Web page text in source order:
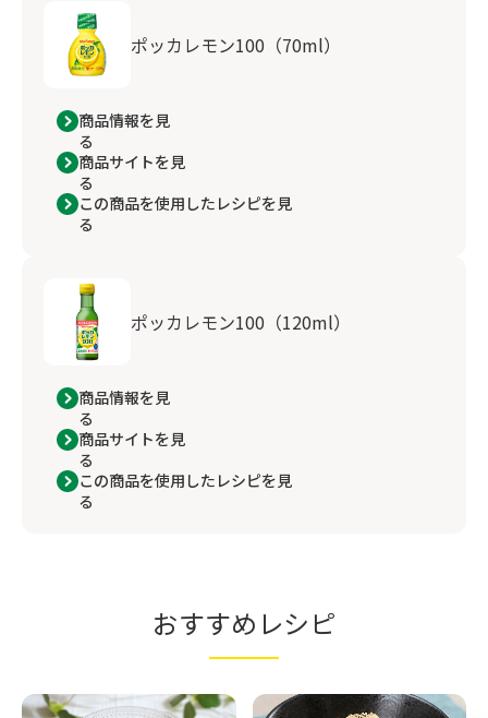
ポッカレモン100（70ml）
商品情報を見
る
商品サイトを見
る
この商品を使用したレシピを見
る
ポッカレモン100（120ml）
商品情報を見
る
商品サイトを見
る
この商品を使用したレシピを見
る
おすすめレシピ